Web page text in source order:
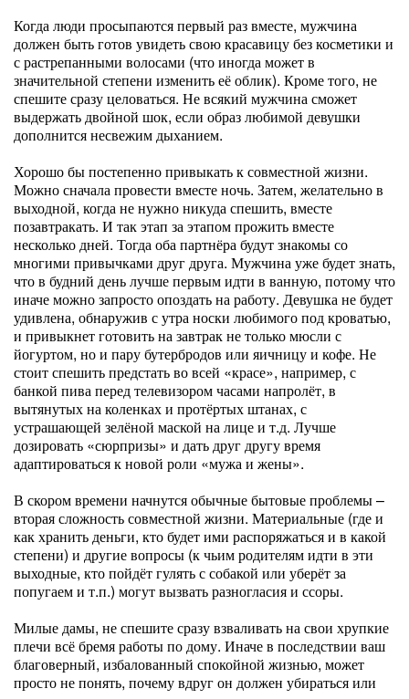
Когда люди просыпаются первый раз вместе, мужчина
должен быть готов увидеть свою красавицу без косметики и
с растрепанными волосами (что иногда может в
значительной степени изменить её облик). Кроме того, не
спешите сразу целоваться. Не всякий мужчина сможет
выдержать двойной шок, если образ любимой девушки
дополнится несвежим дыханием.
Хорошо бы постепенно привыкать к совместной жизни.
Можно сначала провести вместе ночь. Затем, желательно в
выходной, когда не нужно никуда спешить, вместе
позавтракать. И так этап за этапом прожить вместе
несколько дней. Тогда оба партнёра будут знакомы со
многими привычками друг друга. Мужчина уже будет знать,
что в будний день лучше первым идти в ванную, потому что
иначе можно запросто опоздать на работу. Девушка не будет
удивлена, обнаружив с утра носки любимого под кроватью,
и привыкнет готовить на завтрак не только мюсли с
йогуртом, но и пару бутербродов или яичницу и кофе. Не
стоит спешить предстать во всей «красе», например, с
банкой пива перед телевизором часами напролёт, в
вытянутых на коленках и протёртых штанах, с
устрашающей зелёной маской на лице и т.д. Лучше
дозировать «сюрпризы» и дать друг другу время
адаптироваться к новой роли «мужа и жены».
В скором времени начнутся обычные бытовые проблемы –
вторая сложность совместной жизни. Материальные (где и
как хранить деньги, кто будет ими распоряжаться и в какой
степени) и другие вопросы (к чьим родителям идти в эти
выходные, кто пойдёт гулять с собакой или уберёт за
попугаем и т.п.) могут вызвать разногласия и ссоры.
Милые дамы, не спешите сразу взваливать на свои хрупкие
плечи всё бремя работы по дому. Иначе в последствии ваш
благоверный, избалованный спокойной жизнью, может
просто не понять, почему вдруг он должен убираться или